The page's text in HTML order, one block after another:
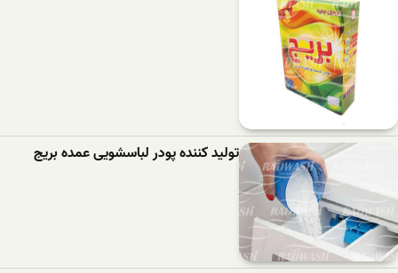
تولید کننده پودر لباسشویی عمده بریج